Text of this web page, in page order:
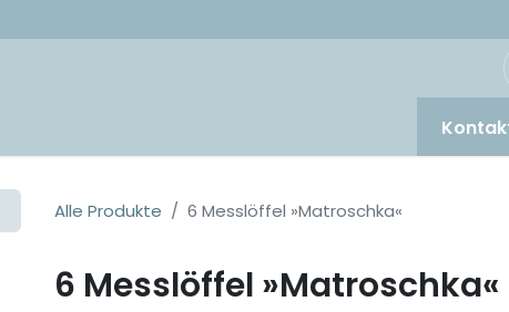
Alle Produkte 6 Messlöffel »Matroschka«
6 Messlöffel »Matroschka«